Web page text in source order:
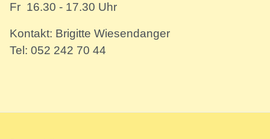
Fr 16.30 - 17.30 Uhr
Kontakt: Brigitte Wiesendanger
Tel: 052 242 70 44